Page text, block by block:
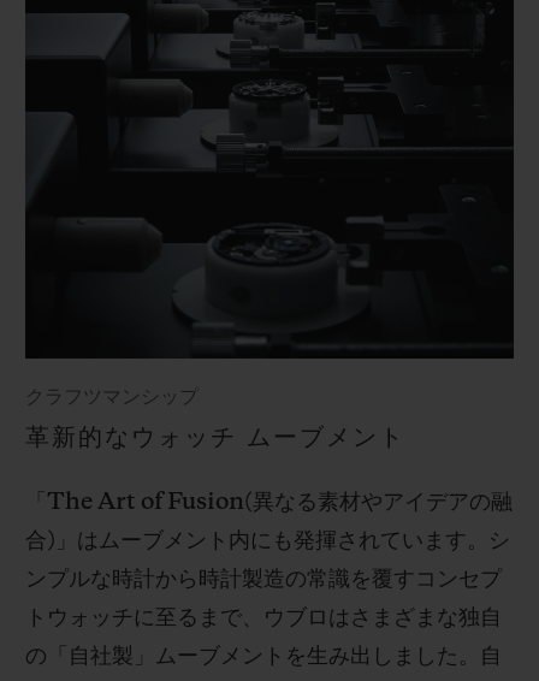
クラフツマンシップ
革新的なウォッチ ムーブメント
The Art of Fusion(異なる素材やアイデアの融
合) 」はムーブメント内にも発揮されています。シ
ンプルな時計から時計製造の常識を覆すコンセプ
トウォッチに至るまで、ウブロはさまざまな独自
の「自社製」ムーブメントを生み出しました。自